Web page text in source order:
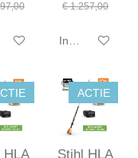
€ 1.257,00
In winkelwagen
HLA
ACTIE
Stihl HLA